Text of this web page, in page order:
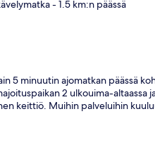
- 1.5 km:n päässä
5 minuutin ajomatkan päässä
2 ulkouima-altaassa
keittiö. Muihin palveluihin